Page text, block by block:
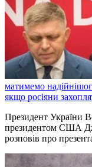
матимемо
якщо росіяни
Президент України
президентом США
розповів про